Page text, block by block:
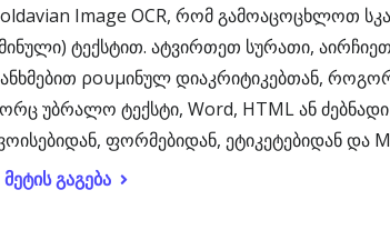
Image OCR, რომ გამოაცოცხლოთ
ტექსტით. ატვირთეთ სურათი,
ρουμინულ დიაკრიტიკებთან,
უბრალო ტექსტი, Word, HTML ან
ფორმებიდან, ეტიკეტებიდან
მეტის გაგება